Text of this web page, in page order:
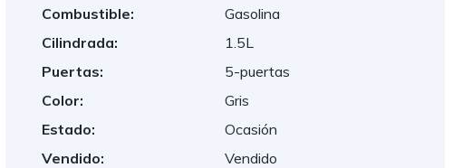
Combustible:
Gasolina
Cilindrada:
1.5L
Puertas:
5-puertas
Color:
Gris
Estado:
Ocasión
Vendido:
Vendido